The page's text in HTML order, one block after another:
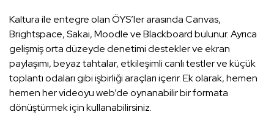
Kaltura ile entegre olan ÖYS’ler arasında Canvas,
Brightspace, Sakai, Moodle ve Blackboard bulunur. Ayrıca
gelişmiş orta düzeyde denetimi destekler ve ekran
paylaşımı, beyaz tahtalar, etkileşimli canlı testler ve küçük
toplantı odaları gibi işbirliği araçları içerir. Ek olarak, hemen
hemen her videoyu web’de oynanabilir bir formata
dönüştürmek için kullanabilirsiniz.